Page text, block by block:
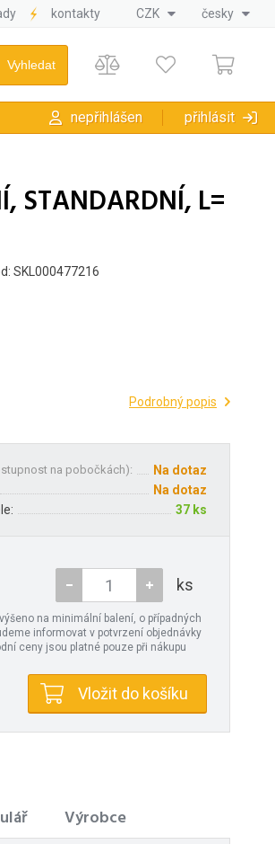
kontakty CZK česky
nepřihlášen přihlásit
STANDARDNÍ, L=
SKL000477216
Podrobný popis
na pobočkách):
Na dotaz
Na dotaz
37 ks
ks
na minimální balení, o případných
informovat v potvrzení objednávky
ceny jsou platné pouze při nákupu
Vložit do košíku
Výrobce